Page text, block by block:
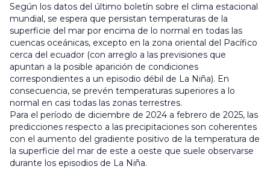
Según los datos del último boletín sobre el clima estacional
mundial, se espera que persistan temperaturas de la
superficie del mar por encima de lo normal en todas las
cuencas oceánicas, excepto en la zona oriental del Pacífico
cerca del ecuador (con arreglo a las previsiones que
apuntan a la posible aparición de condiciones
correspondientes a un episodio débil de La Niña). En
consecuencia, se prevén temperaturas superiores a lo
normal en casi todas las zonas terrestres.
Para el período de diciembre de 2024 a febrero de 2025, las
predicciones respecto a las precipitaciones son coherentes
con el aumento del gradiente positivo de la temperatura de
la superficie del mar de este a oeste que suele observarse
durante los episodios de La Niña.